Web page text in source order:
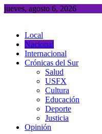
Saltar
jueves, agosto 6, 2026
Local
Nacional
Internacional
Crónicas del Sur
Salud
USFX
Cultura
Educación
Deporte
Justicia
Opinión